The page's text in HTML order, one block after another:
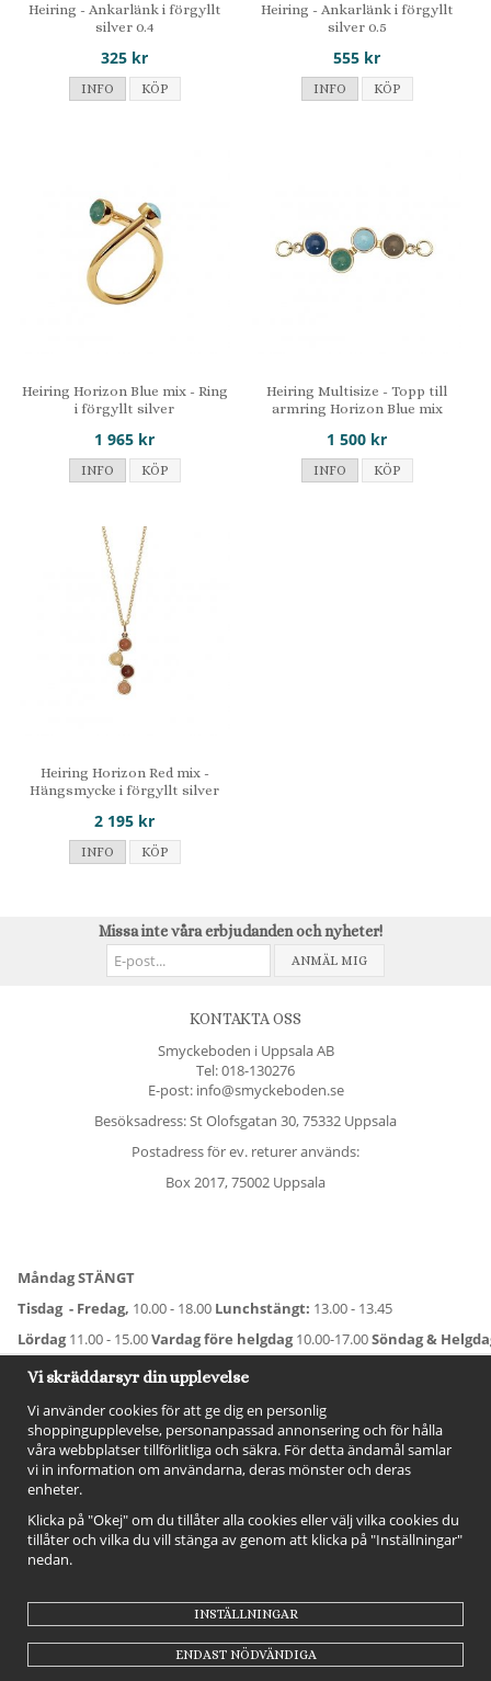
Heiring - Ankarlänk i förgyllt
silver 0.4
325 kr
INFO KÖP
Heiring - Ankarlänk i förgyllt
silver 0.5
555 kr
INFO KÖP
Heiring Horizon Blue mix - Ring
i förgyllt silver
1 965 kr
INFO KÖP
Heiring Multisize - Topp till
armring Horizon Blue mix
1 500 kr
INFO KÖP
Heiring Horizon Red mix -
Hängsmycke i förgyllt silver
2 195 kr
INFO KÖP
Missa inte våra erbjudanden och nyheter!
ANMÄL MIG
KONTAKTA OSS
Smyckeboden i Uppsala AB
Tel:018-130276
E-post: info@smyckeboden.se
Besöksadress: St Olofsgatan 30, 75332 Uppsala
Postadress för ev. returer används:
Box 2017, 75002 Uppsala
Måndag STÄNGT
Tisdag - Fredag, 10.00 - 18.00 Lunchstängt: 13.00 - 13.45
Lördag11.00 - 15.00Vardag före helgdag10.00-17.00Söndag &
För avvikande öppettider:Titta här
Vi skräddarsyr din upplevelse
Vi använder cookies för att ge dig en personlig
shoppingupplevelse, personanpassad annonsering och för hålla
våra webbplatser tillförlitliga och säkra. För detta ändamål samlar
vi in information om användarna, deras mönster och deras
enheter.
Klicka på "Okej" om du tillåter alla cookies eller välj vilka cookies du
tillåter och vilka du vill stänga av genom att klicka på "Inställningar"
nedan.
INSTÄLLNINGAR
ENDAST NÖDVÄNDIGA